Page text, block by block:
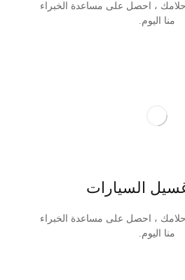
، احصل على مساعدة الخبراء
منا اليوم.
السيارات
، احصل على مساعدة الخبراء
منا اليوم.